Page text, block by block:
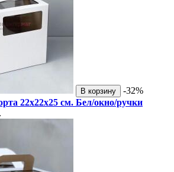
В корзину
-32%
22х22х25 см. Бел/окно/ручки